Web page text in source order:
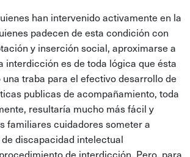
han intervenido activamente en la
padecen de esta condición con
y inserción social, aproximarse a
interdicción es de toda lógica que ésta
traba para el efectivo desarrollo de
publicas de acompañamiento, toda
resultaría mucho más fácil y
familiares cuidadores someter a
discapacidad intelectual
de interdicción. Pero, para